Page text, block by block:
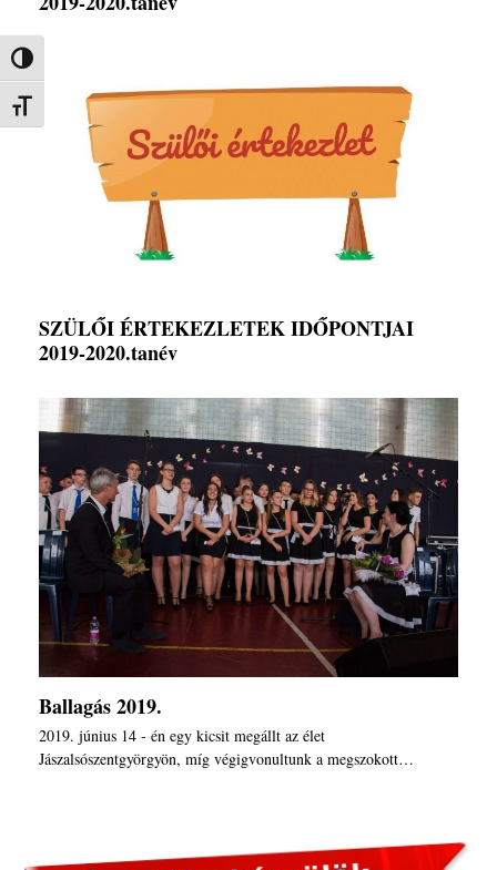
Nagy kontraszt váltása
Betűméret váltása
SZÜLŐI ÉRTEKEZLETEK IDŐPONTJAI
2019-2020.tanév
Ballagás 2019.
2019. június 14 - én egy kicsit megállt az élet
Jászalsószentgyörgyön, míg végigvonultunk a megszokott…